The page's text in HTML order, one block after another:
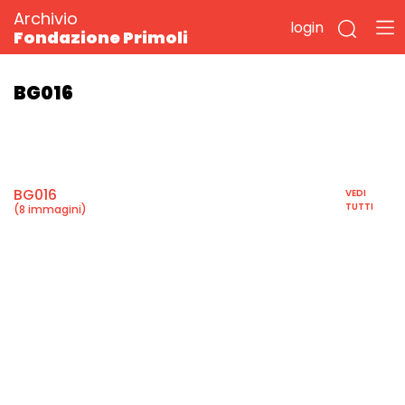
Archivio
Fondazione Primoli
login
BG016
BG016
(8 immagini)
VEDI
TUTTI